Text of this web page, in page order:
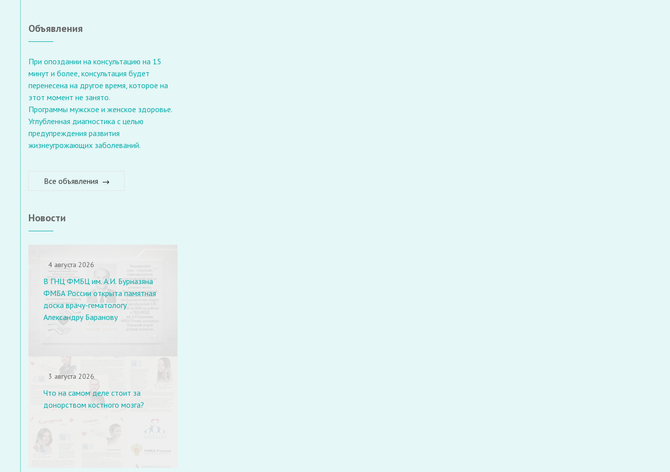
Объявления
При опоздании на консультацию на 15
минут и более, консультация будет
перенесена на другое время, которое на
этот момент не занято.
Программы мужское и женское здоровье.
Углубленная диагностика с целью
предупреждения развития
жизнеугрожающих заболеваний.
Все объявления
Новости
4 августа 2026
В ГНЦ ФМБЦ им. А.И. Бурназяна
ФМБА России открыта памятная
доска врачу-гематологу
Александру Баранову
3 августа 2026
Что на самом деле стоит за
донорством костного мозга?